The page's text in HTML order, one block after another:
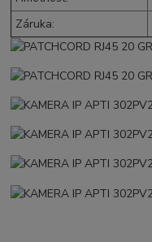
Záruka: